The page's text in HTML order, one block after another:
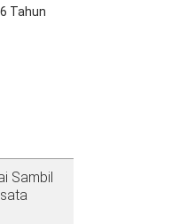
Tahun
Sambil